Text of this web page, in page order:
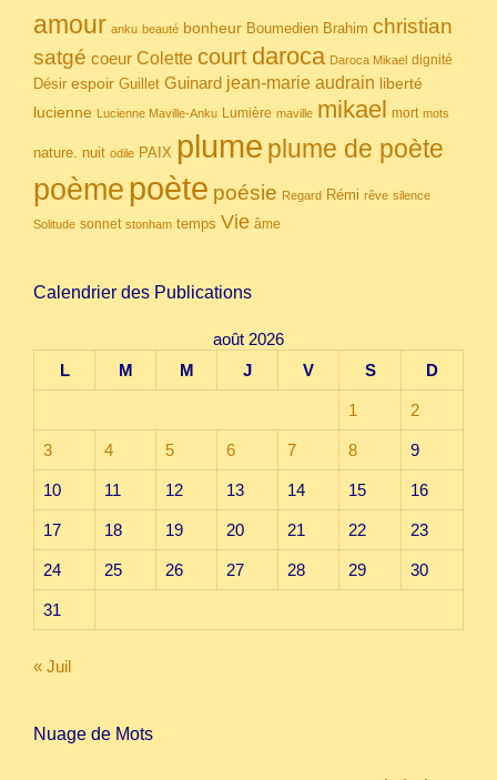
amour anku beauté bonheur Boumedien Brahim christian
satgé coeur Colette court daroca Daroca Mikael dignité
Désir espoir Guillet Guinard jean-marie audrain liberté
lucienne Lucienne Maville-Anku Lumière maville mikael mort mots
nature. nuit odile PAIX plume plume de poète
poème poète poésie Regard Rémi rêve silence
Solitude sonnet stonham temps Vie âme
Calendrier des Publications
août 2026
L
M M J V S D
1 2
3 4 5 6 7 8 9
10 11 12 13 14 15 16
17 18 19 20 21 22 23
24 25 26 27 28 29 30
31
« Juil
Nuage de Mots